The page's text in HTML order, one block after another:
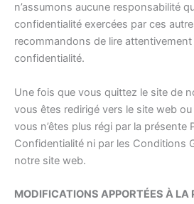
n’assumons aucune responsabilité
confidentialité exercées par ces
recommandons de lire
confidentialité.
Une fois que vous quittez le site de
vous êtes redirigé vers le site web ou
vous n’êtes plus régi par la présente
Confidentialité ni par les Conditions
notre site web.
MODIFICATIONS APPORTÉES À LA